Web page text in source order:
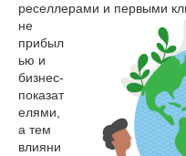
реселлерами и первыми
не
прибыл
ью и
бизнес-
показат
елями,
а тем
влияни